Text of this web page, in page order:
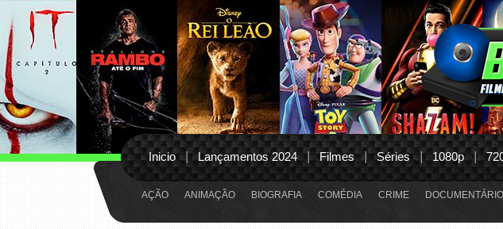
Inicio Lançamentos 2024 Filmes Séries 1080p
AÇÃO ANIMAÇÃO BIOGRAFIA COMÉDIA CRIME DOCUMENTÁRIO